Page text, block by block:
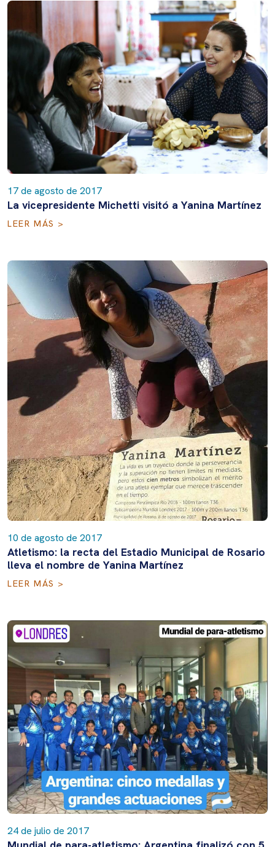
17 de agosto de 2017
La vicepresidente Michetti visitó a Yanina Martínez
LEER MÁS >
10 de agosto de 2017
Atletismo: la recta del Estadio Municipal de Rosario
lleva el nombre de Yanina Martínez
LEER MÁS >
24 de julio de 2017